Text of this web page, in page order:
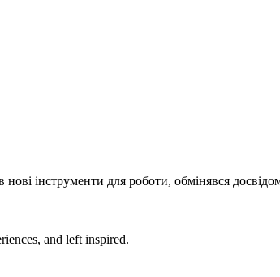
інструменти для роботи, обмінявся
and left inspired.